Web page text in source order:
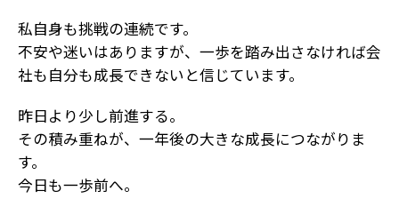
私自身も挑戦の連続です。
不安や迷いはありますが、一歩を踏み出さなければ会
社も自分も成長できないと信じています。
昨日より少し前進する。
その積み重ねが、一年後の大きな成長につながりま
す。
今日も一歩前へ。